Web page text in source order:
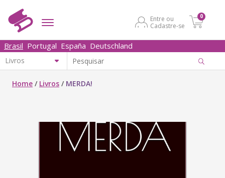
Entre ou
Cadastre-se
0
Brasil Portugal España Deutschland
Home / Livros / MERDA!